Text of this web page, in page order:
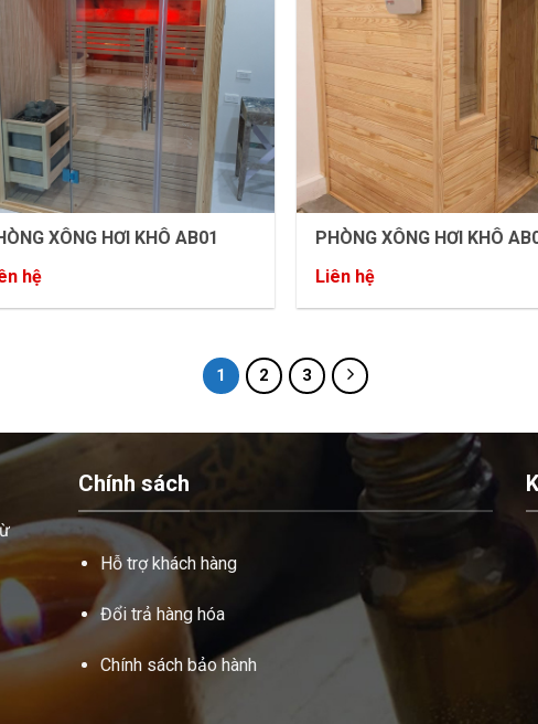
XÔNG HƠI KHÔ AB01
hệ
PHÒNG XÔNG HƠI KHÔ
Liên hệ
1 2 3
Chính sách
Hỗ trợ khách hàng
Đổi trả hàng hóa
Chính sách bảo hành